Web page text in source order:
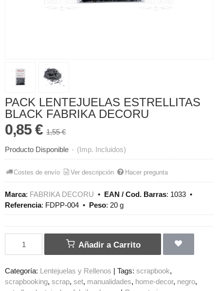
PACK LENTEJUELAS ESTRELLITAS
BLACK FABRIKA DECORU
0,85 € 1,55 €
Producto Disponible - (Imp. Incluidos)
Costes de envío Ver descripción Hacer pregunta
Marca: FABRIKA DECORU • EAN / Cod. Barras: 1033 •
Referencia: FDPP-004 • Peso: 20 g
Añadir a Carrito
Categoría: Lentejuelas y Rellenos | Tags: scrapbook
scrapbooking scrap set manualidades home-decor negro